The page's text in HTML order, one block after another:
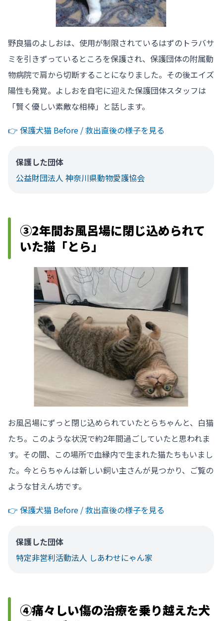
野良猫のよしおは、使用が制限されているはずのトラバサ
ミを引きずっているところを保護され、保護団体の附属動
物病院で肩から切断することになりました。その後エイズ
陽性も発覚。よしおを自宅に迎えた保護団体スタッフは
「賢く優しい素敵な相棒」と話します。
👉️ 保護犬猫 Before / 救出直後の様子を見る
保護した団体
公益財団法人 神奈川県動物愛護協会
③2年間お風呂場に閉じ込められて
いた猫「とら」
お風呂場にずっと閉じ込められていたとらちゃんと、白猫
たち。このような状況で約2年間過ごしていたと思われま
す。その間、この場所で血縁内で生まれた猫たちもいまし
た。今とらちゃんは新しい飼い主さんが見つかり、ご覧の
ような甘えん坊です。
👉️ 保護犬猫 Before / 救出直後の様子を見る
保護した団体
特定非営利活動法人 しあわせにゃん家
④痛々しい傷の治療を乗り越えた犬